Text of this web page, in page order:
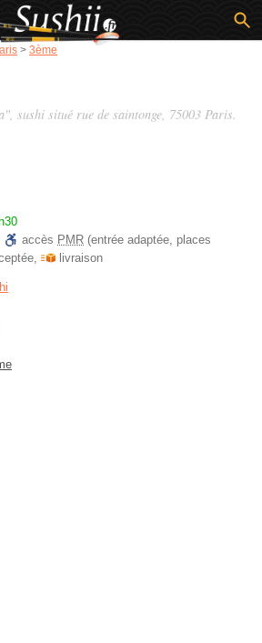
> 3ème
sushi situé rue de saintonge, 75003 Paris.
accès PMR (entrée adaptée, places
, livraison